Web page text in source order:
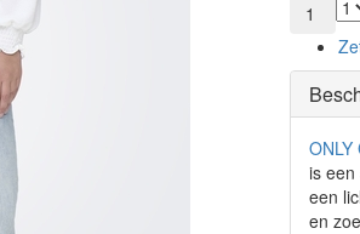
1
ONLY
is
een
en